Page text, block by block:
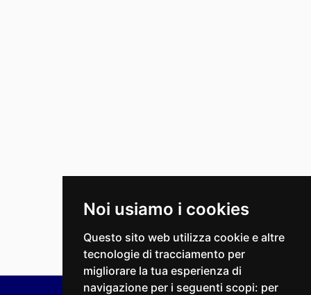
Noi usiamo i cookies
Questo sito web utilizza cookie e altre
tecnologie di tracciamento per
migliorare la tua esperienza di
navigazione per i seguenti scopi: per